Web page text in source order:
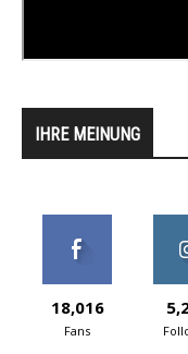
IHRE MEINUNG
18,016
Fans